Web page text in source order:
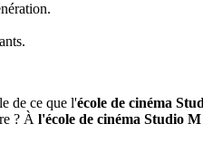
de ce que l'école de cinéma
? À l'école de cinéma Studio